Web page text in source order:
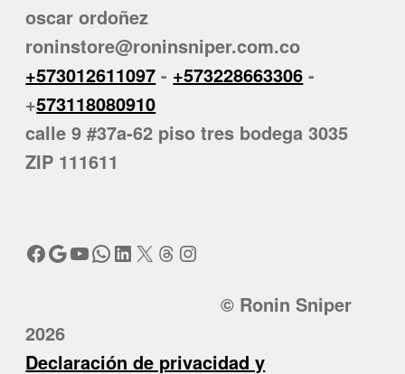
oscar ordoñez
roninstore@roninsniper.com.co
+573012611097 - +573228663306 -
+573118080910
calle 9 #37a-62 piso tres bodega 3035
ZIP 111611
Facebook
Google
YouTube
WhatsApp
LinkedIn
X Threads
Instagram
© Ronin Sniper
2026
Declaración de privacidad y